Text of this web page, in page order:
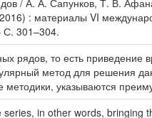
/ А. А. Сапунков, Т. В.
: материалы VI
С. 301–304.
рядов, то есть
метод для решения
указываются
in other words,